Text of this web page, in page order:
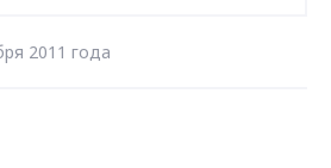
2011 года